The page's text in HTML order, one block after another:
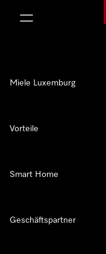
Miele Luxemburg
Vorteile
Smart Home
Geschäftspartner